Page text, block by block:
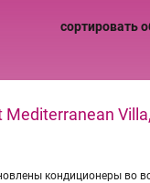
сортировать
Mediterranean
кондиционеры во